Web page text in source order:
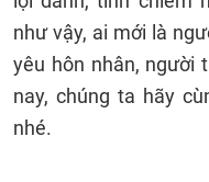
như vậy, ai mới là
yêu hôn nhân, người
nay, chúng ta hãy
nhé.